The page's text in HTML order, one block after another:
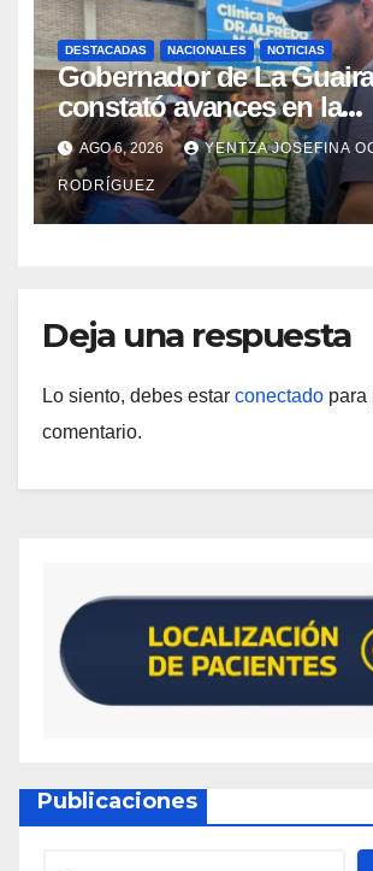
DESTACADAS NACIONALES NOTICIAS
Gobernador de La
constató avances en la
rehabilitación del
Catia la Mar
AGO 6, 2026 YENTZA JOSEFINA
RODRÍGUEZ
Deja una respuesta
Lo siento, debes estar conectado para
comentario.
Publicaciones